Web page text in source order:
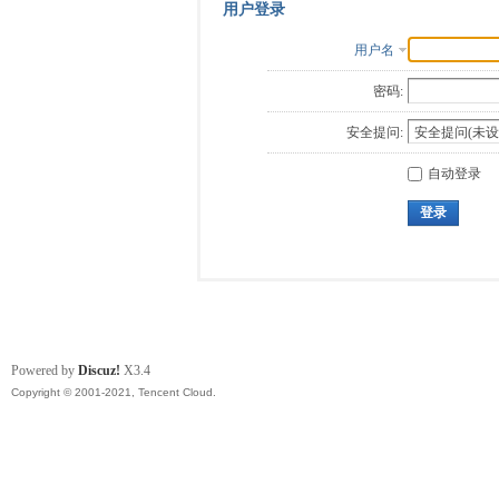
用户登录
用户名
密码:
安全提问:
自动登录
登录
Powered by Discuz! X3.4
Copyright © 2001-2021, Tencent Cloud.